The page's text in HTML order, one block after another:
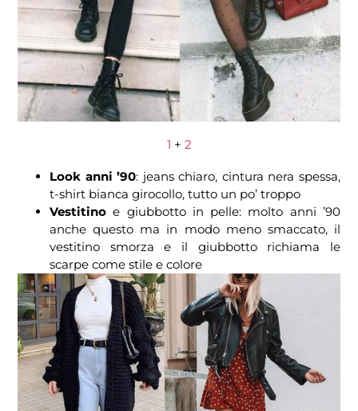
1 + 2
Look anni ’90: jeans chiaro, cintura nera spessa,
t-shirt bianca girocollo, tutto un po’ troppo
Vestitino e giubbotto in pelle: molto anni ’90
anche questo ma in modo meno smaccato, il
vestitino smorza e il giubbotto richiama le
scarpe come stile e colore